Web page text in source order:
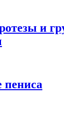
и
пениса